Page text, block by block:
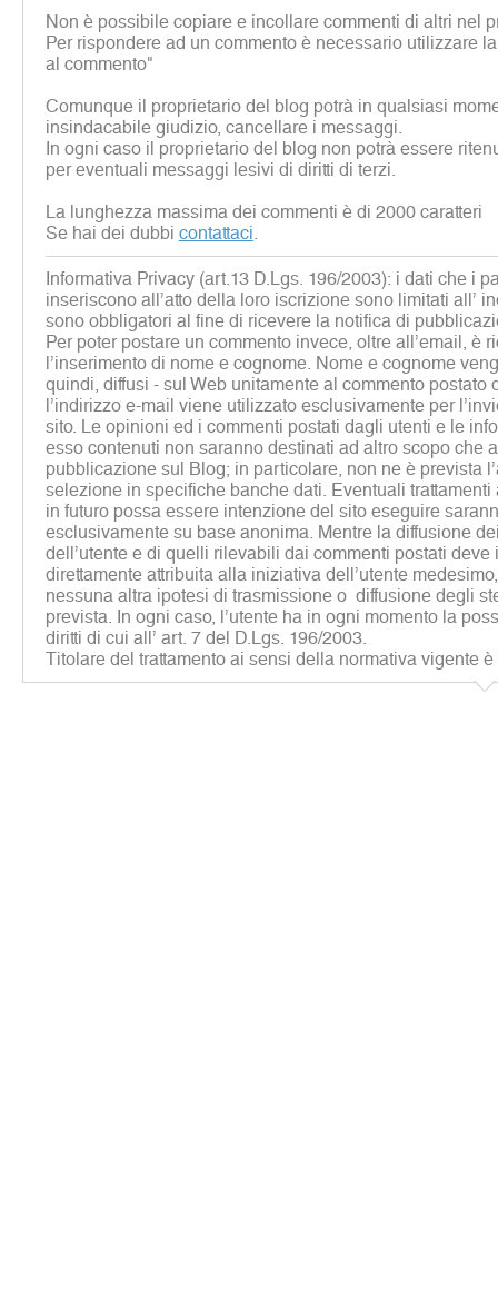
Non è possibile copiare e incollare commenti di altri nel
Per rispondere ad un commento è necessario utilizzare
al commento"
Comunque il proprietario del blog potrà in qualsiasi
insindacabile giudizio, cancellare i messaggi.
In ogni caso il proprietario del blog non potrà essere
per eventuali messaggi lesivi di diritti di terzi.
La lunghezza massima dei commenti è di 2000 caratteri
Se hai dei dubbi contattaci.
Informativa Privacy (art.13 D.Lgs. 196/2003): i dati che i
inseriscono all’atto della loro iscrizione sono limitati all’
sono obbligatori al fine di ricevere la notifica di
Per poter postare un commento invece, oltre all’email, è
l’inserimento di nome e cognome. Nome e cognome
quindi, diffusi - sul Web unitamente al commento postato
l’indirizzo e-mail viene utilizzato esclusivamente per
sito. Le opinioni ed i commenti postati dagli utenti e le
esso contenuti non saranno destinati ad altro scopo che
pubblicazione sul Blog; in particolare, non ne è prevista
selezione in specifiche banche dati. Eventuali trattamenti
in futuro possa essere intenzione del sito eseguire
esclusivamente su base anonima. Mentre la diffusione
dell’utente e di quelli rilevabili dai commenti postati deve
direttamente attribuita alla iniziativa dell’utente
nessuna altra ipotesi di trasmissione o diffusione degli
prevista. In ogni caso, l’utente ha in ogni momento la
diritti di cui all’ art. 7 del D.Lgs. 196/2003.
Titolare del trattamento ai sensi della normativa vigente